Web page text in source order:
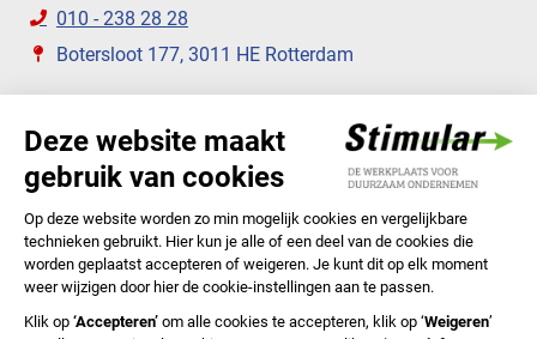
010 - 238 28 28
Botersloot 177, 3011 HE Rotterdam
STIMULAR NIEUWSBRIEVEN
ABONNEER NU